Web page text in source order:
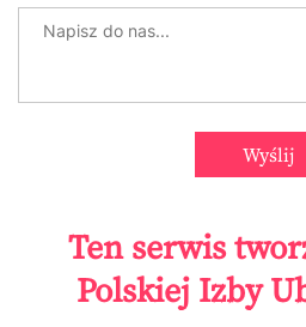
Ten serwis
Polskiej Izby